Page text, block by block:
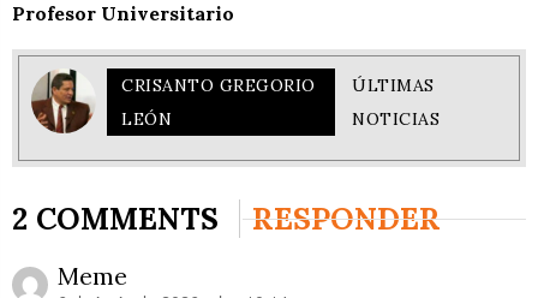
Profesor Universitario
CRISANTO GREGORIO
LEÓN
ÚLTIMAS
NOTICIAS
2 COMMENTS RESPONDER
Meme